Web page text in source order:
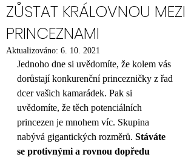
ZŮSTAT KRÁLOVNOU MEZI
PRINCEZNAMI
Aktualizováno: 6. 10. 2021
Jednoho dne si uvědomíte, že kolem vás
dorůstají konkurenční princezničky z řad
dcer vašich kamarádek. Pak si
uvědomíte, že těch potenciálních
princezen je mnohem víc. Skupina
nabývá gigantických rozměrů. Stáváte
se protivnými a rovnou dopředu